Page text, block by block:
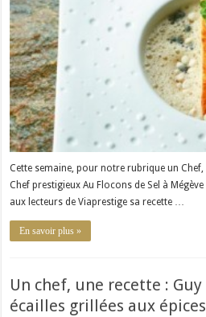
Renaut
et
Lotte
et
Biscuit
Cette semaine, pour notre rubrique un Chef,
Chef prestigieux Au Flocons de Sel à
aux lecteurs de Viaprestige sa recette …
En savoir plus »
Un chef, une recette : Guy
écailles grillées aux